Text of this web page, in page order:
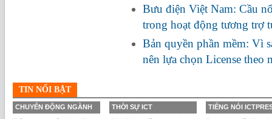
Bưu điện Việt Nam: Cầu
trong hoạt động tương trợ
Bản quyền phần mềm: Vì
nên lựa chọn License theo
TIN NỔI BẬT
CHUYỂN ĐỘNG NGÀNH THỜI SỰ ICT TIẾNG NÓI